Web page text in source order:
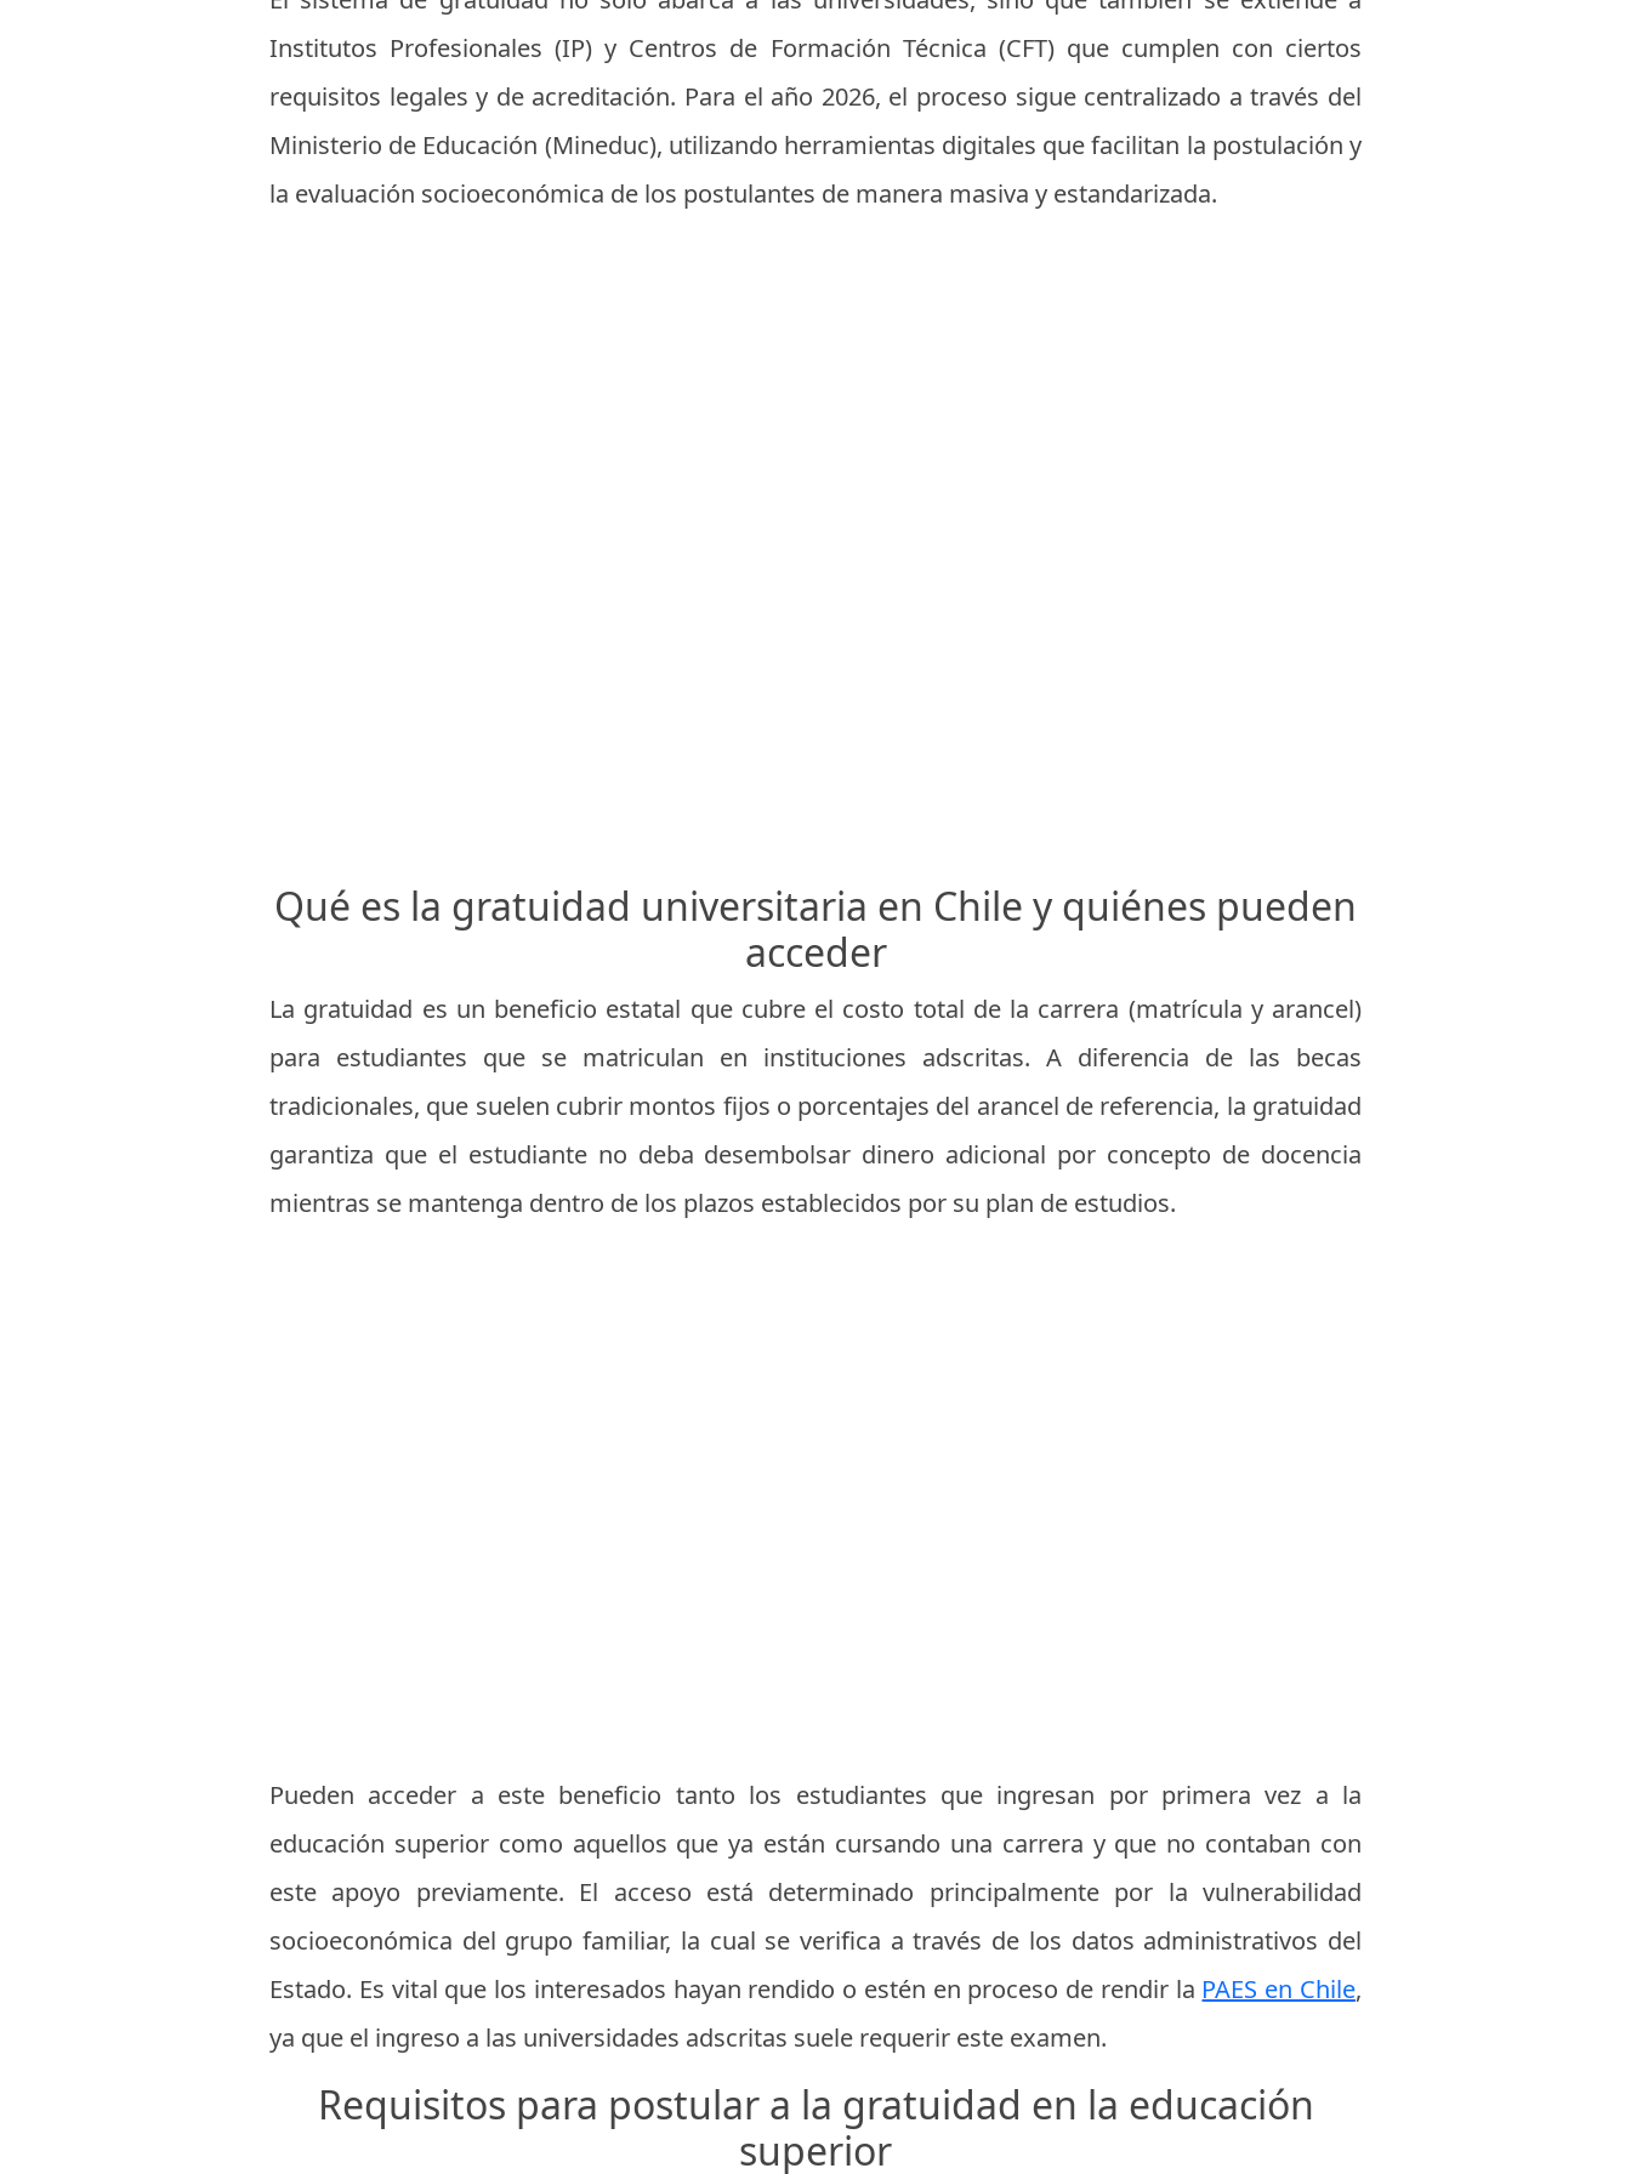
Institutos Profesionales (IP) y Centros de Formación Técnica (CFT) que cumplen con ciertos
requisitos legales y de acreditación. Para el año 2026, el proceso sigue centralizado a través del
Ministerio de Educación (Mineduc), utilizando herramientas digitales que facilitan la postulación y
la evaluación socioeconómica de los postulantes de manera masiva y estandarizada.
Qué es la gratuidad universitaria en Chile y quiénes pueden
acceder
La gratuidad es un beneficio estatal que cubre el costo total de la carrera (matrícula y arancel)
para estudiantes que se matriculan en instituciones adscritas. A diferencia de las becas
tradicionales, que suelen cubrir montos fijos o porcentajes del arancel de referencia, la gratuidad
garantiza que el estudiante no deba desembolsar dinero adicional por concepto de docencia
mientras se mantenga dentro de los plazos establecidos por su plan de estudios.
Pueden acceder a este beneficio tanto los estudiantes que ingresan por primera vez a la
educación superior como aquellos que ya están cursando una carrera y que no contaban con
este apoyo previamente. El acceso está determinado principalmente por la vulnerabilidad
socioeconómica del grupo familiar, la cual se verifica a través de los datos administrativos del
Estado. Es vital que los interesados hayan rendido o estén en proceso de rendir la PAES en Chile,
ya que el ingreso a las universidades adscritas suele requerir este examen.
Requisitos para postular a la gratuidad en la educación
superior